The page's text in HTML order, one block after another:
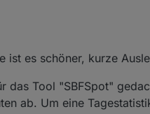
ioBroker.sma-
ist es schöner, kurze
das Tool "SBFSpot"
ab. Um eine